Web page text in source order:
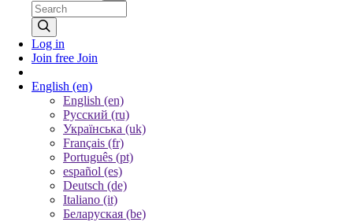
Log in
Join free Join
English (en)
English (en)
Русский (ru)
Українська (uk)
Français (fr)
Português (pt)
español (es)
Deutsch (de)
Italiano (it)
Беларуская (be)